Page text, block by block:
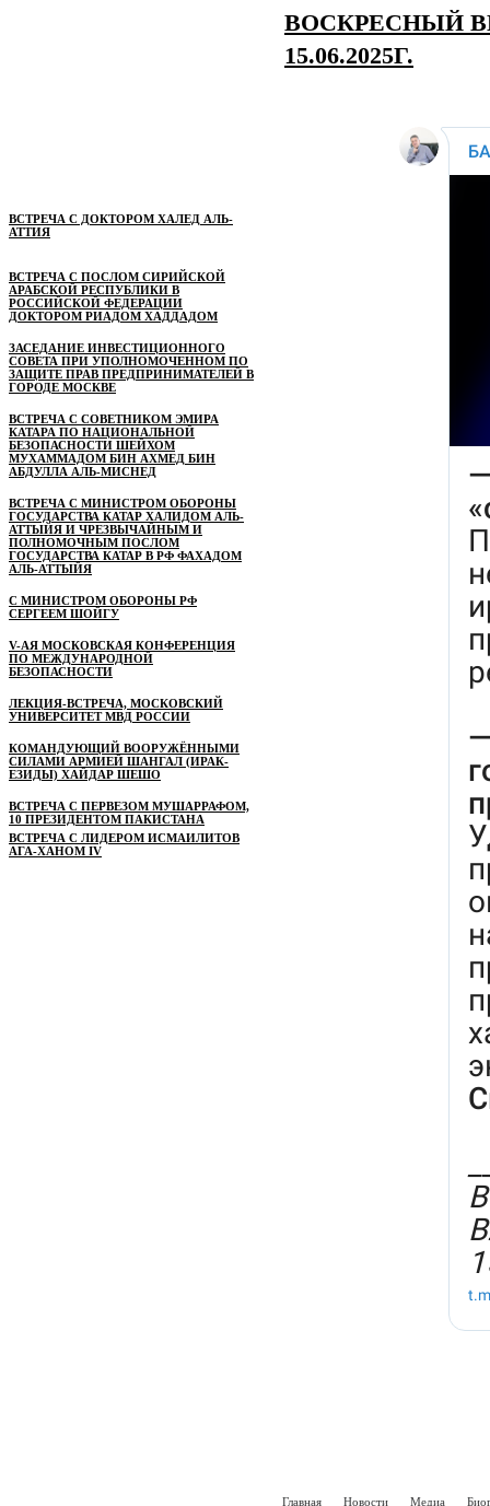
ВСТРЕЧА С ДОКТОРОМ ХАЛЕД АЛЬ-
АТТИЯ
ВСТРЕЧА С ПОСЛОМ СИРИЙСКОЙ
АРАБСКОЙ РЕСПУБЛИКИ В
РОССИЙСКОЙ ФЕДЕРАЦИИ
ДОКТОРОМ РИАДОМ ХАДДАДОМ
ЗАСЕДАНИЕ ИНВЕСТИЦИОННОГО
СОВЕТА ПРИ УПОЛНОМОЧЕННОМ ПО
ЗАЩИТЕ ПРАВ ПРЕДПРИНИМАТЕЛЕЙ В
ГОРОДЕ МОСКВЕ
ВСТРЕЧА С СОВЕТНИКОМ ЭМИРА
КАТАРА ПО НАЦИОНАЛЬНОЙ
БЕЗОПАСНОСТИ ШЕЙХОМ
МУХАММАДОМ БИН АХМЕД БИН
АБДУЛЛА АЛЬ-МИСНЕД
ВСТРЕЧА С МИНИСТРОМ ОБОРОНЫ
ГОСУДАРСТВА КАТАР ХАЛИДОМ АЛЬ-
АТТЫЙЯ И ЧРЕЗВЫЧАЙНЫМ И
ПОЛНОМОЧНЫМ ПОСЛОМ
ГОСУДАРСТВА КАТАР В РФ ФАХАДОМ
АЛЬ-АТТЫЙЯ
С МИНИСТРОМ ОБОРОНЫ РФ
СЕРГЕЕМ ШОЙГУ
V-АЯ МОСКОВСКАЯ КОНФЕРЕНЦИЯ
ПО МЕЖДУНАРОДНОЙ
БЕЗОПАСНОСТИ
ЛЕКЦИЯ-ВСТРЕЧА, МОСКОВСКИЙ
УНИВЕРСИТЕТ МВД РОССИИ
КОМАНДУЮЩИЙ ВООРУЖЁННЫМИ
СИЛАМИ АРМИЕЙ ШАНГАЛ (ИРАК-
ЕЗИДЫ) ХАЙДАР ШЕШО
ВСТРЕЧА С ПЕРВЕЗОМ МУШАРРАФОМ,
10 ПРЕЗИДЕНТОМ ПАКИСТАНА
ВСТРЕЧА С ЛИДЕРОМ ИСМАИЛИТОВ
АГА-ХАНОМ IV
ВОСКРЕСНЫЙ
15.06.2025Г.
Главная Новости Медиа